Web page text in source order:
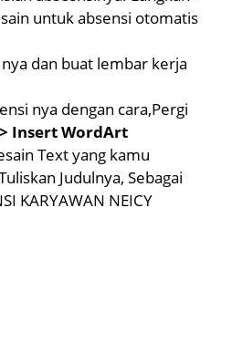
untuk absensi otomatis
dan buat lembar kerja
nya dengan cara,Pergi
Insert WordArt
Text yang kamu
Judulnya, Sebagai
KARYAWAN NEICY